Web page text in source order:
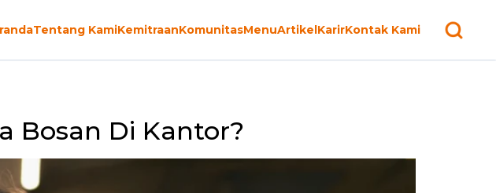
Tentang KamiKemitraanKomunitasMenuArtikelKarirKontak Kami
Bosan Di Kantor?